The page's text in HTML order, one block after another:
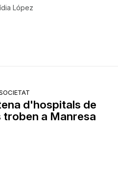
López
d'hospitals de
troben a Manresa